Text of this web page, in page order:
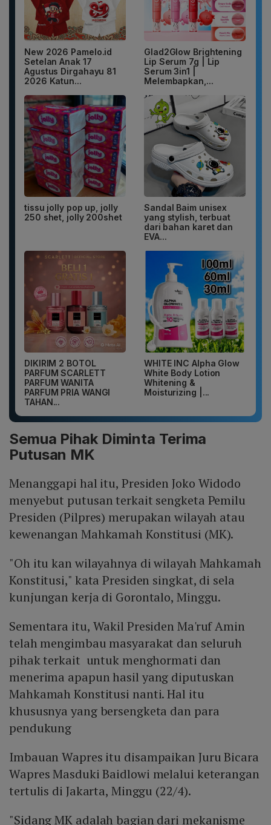
New 2026 Pamelo.id
Setelan Anak 17
Agustus Dirgahayu 81
2026 Katun...
Glad2Glow Brightening
Lip Serum 7g | Lip
Serum 3in1 |
Melembapkan,...
tissu jolly pop up, jolly
250 shet, jolly 200shet
Sandal Baim unisex
yang stylish, terbuat
dari bahan karet dan
EVA...
DIKIRIM 2 BOTOL
PARFUM SCARLETT
PARFUM WANITA
PARFUM PRIA WANGI
TAHAN...
WHITE INC Alpha Glow
White Body Lotion
Whitening &
Moisturizing |...
Semua Pihak Diminta Terima
Putusan MK
Menanggapi hal itu, Presiden Joko Widodo
menyebut putusan terkait sengketa Pemilu
Presiden (Pilpres) merupakan wilayah atau
kewenangan Mahkamah Konstitusi (MK).
"Oh itu kan wilayahnya di wilayah Mahkamah
Konstitusi," kata Presiden singkat, di sela
kunjungan kerja di Gorontalo, Minggu.
Sementara itu, Wakil Presiden Ma'ruf Amin
telah mengimbau masyarakat dan seluruh
pihak terkait untuk menghormati dan
menerima apapun hasil yang diputuskan
Mahkamah Konstitusi nanti. Hal itu
khususnya yang bersengketa dan para
pendukung
Imbauan Wapres itu disampaikan Juru Bicara
Wapres Masduki Baidlowi melalui keterangan
tertulis di Jakarta, Minggu (22/4).
"Sidang MK adalah bagian dari mekanisme